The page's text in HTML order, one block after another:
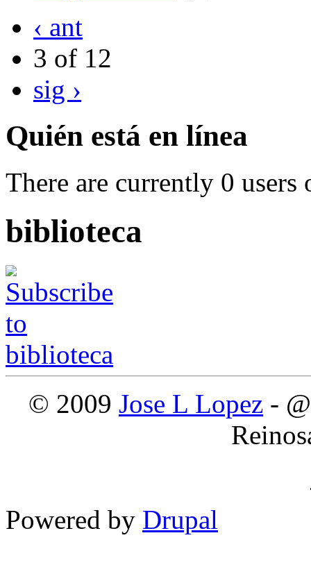
‹ ant
3 of 12
sig ›
Quién está en línea
There are currently 0 users
biblioteca
© 2009 Jose L Lopez -
Powered by Drupal